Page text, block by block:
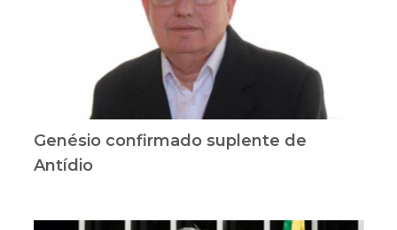
Genésio confirmado suplente de
Antídio